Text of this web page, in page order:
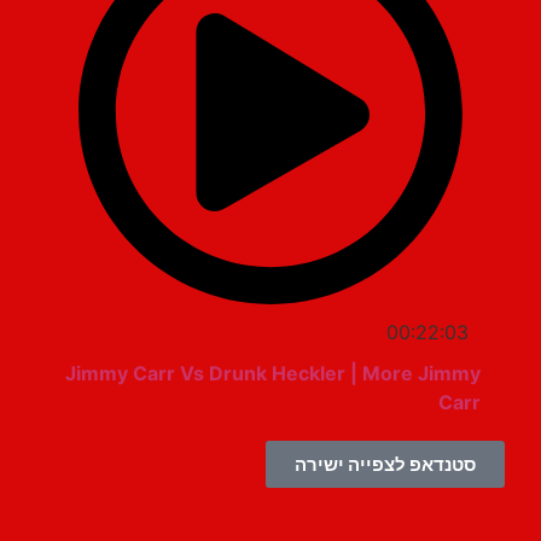
00:22:03
Jimmy Carr Vs Drunk Heckler | More Jimmy
סטנדאפ לצפייה ישירה